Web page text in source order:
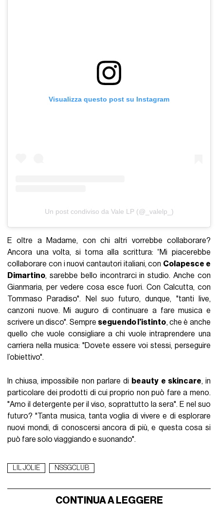
Visualizza questo post su Instagram
Un post condiviso da Vale LP (@_valelp_)
E oltre a Madame, con chi altri vorrebbe collaborare?
Ancora una volta, si torna alla scrittura: “Mi piacerebbe
collaborare con i nuovi cantautori italiani, con Colapesce e
Dimartino, sarebbe bello incontrarci in studio. Anche con
Gianmaria, per vedere cosa esce fuori. Con Calcutta, con
Tommaso Paradiso". Nel suo futuro, dunque, "tanti live,
canzoni nuove. Mi auguro di continuare a fare musica e
scrivere un disco". Sempre seguendo l’istinto, che è anche
quello che vuole consigliare a chi vuole intraprendere una
carriera nella musica: "Dovete essere voi stessi, perseguire
l’obiettivo".
In chiusa, impossibile non parlare di beauty e skincare, in
particolare dei prodotti di cui proprio non può fare a meno.
"Amo il detergente per il viso, soprattutto la sera". E nel suo
futuro? "Tanta musica, tanta voglia di vivere e di esplorare
nuovi mondi, di conoscersi ancora di più, e questa cosa si
può fare solo viaggiando e suonando".
LIL JOLIE NSSGCLUB
CONTINUA A LEGGERE